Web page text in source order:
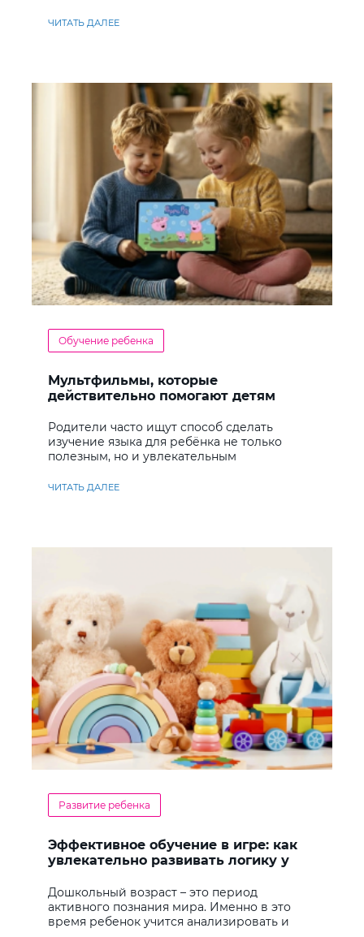
ЧИТАТЬ ДАЛЕЕ
Обучение ребенка
Мультфильмы, которые
действительно помогают детям
Родители часто ищут способ сделать
изучение языка для ребёнка не только
полезным, но и увлекательным
ЧИТАТЬ ДАЛЕЕ
Развитие ребенка
Эффективное обучение в игре: как
увлекательно развивать логику у
Дошкольный возраст – это период
активного познания мира. Именно в это
время ребенок учится анализировать и